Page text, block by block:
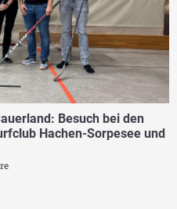
Besuch bei den
Hachen-Sorpesee und